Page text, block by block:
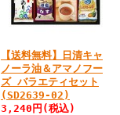
【送料無料】日清キャ
ノーラ油＆アマノフー
ズ バラエティセット
(SD2639-02)
3,240円 (税込)